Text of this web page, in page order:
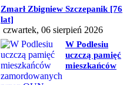
Zmarł Zbigniew Szczepanik [76
lat]
czwartek, 06 sierpień 2026
W Podlesiu
uczczą pamięć
mieszkańców